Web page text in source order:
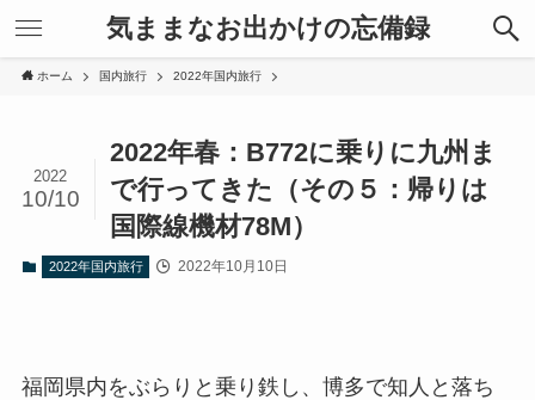
気ままなお出かけの忘備録
ホーム 国内旅行 2022年国内旅行
2022年春：B772に乗りに九州ま
で行ってきた（その５：帰りは
国際線機材78M）
2022
10/10
2022年国内旅行 2022年10月10日
福岡県内をぶらりと乗り鉄し、博多で知人と落ち